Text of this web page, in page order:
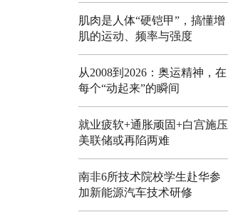
肌肉是人体“硬铠甲”，搞懂增
肌的运动、频率与强度
从2008到2026：奥运精神，在
每个“动起来”的瞬间
就业疲软+通胀顽固+白宫施压
美联储或再陷两难
南非6所技术院校学生赴华参
加新能源汽车技术研修